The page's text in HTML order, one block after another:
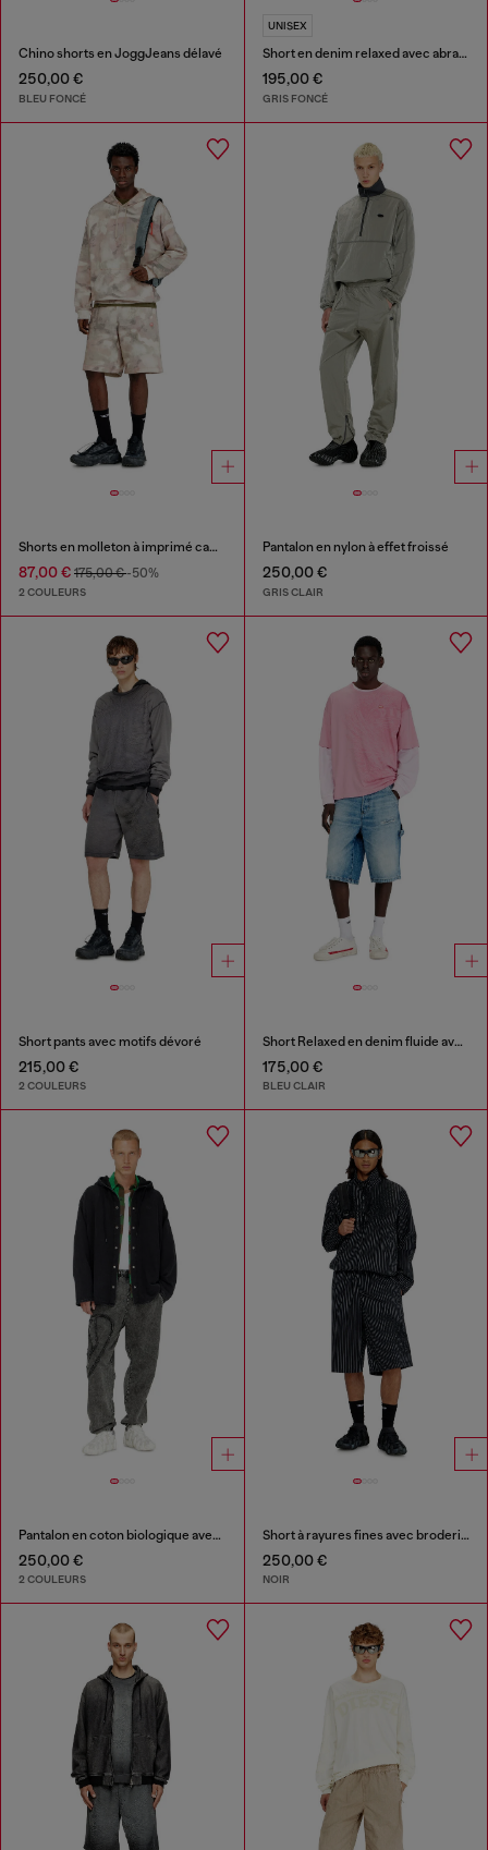
Chino shorts en JoggJeans délavé
250,00 €
BLEU FONCÉ
UNISEX
Short en denim relaxed avec abrasions
195,00 €
GRIS FONCÉ
Shorts en molleton à imprimé camouflage digital
87,00 € 175,00 €-50%
2 COULEURS
Pantalon en nylon à effet froissé
250,00 €
GRIS CLAIR
Short pants avec motifs dévoré
215,00 €
2 COULEURS
Short Relaxed en denim fluide avec abrasions
175,00 €
BLEU CLAIR
Pantalon en coton biologique avec écusson Oval D
250,00 €
2 COULEURS
Short à rayures fines avec broderie Phoenix
250,00 €
NOIR